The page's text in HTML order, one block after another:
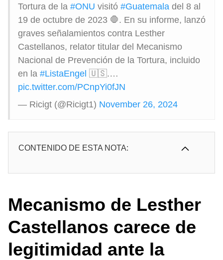
Tortura de la #ONU visitó #Guatemala del 8 al
19 de octubre de 2023 🛑. En su informe, lanzó
graves señalamientos contra Lesther
Castellanos, relator titular del Mecanismo
Nacional de Prevención de la Tortura, incluido
en la #ListaEngel 🇺🇸.…
pic.twitter.com/PCnpYi0fJN
— Ricigt (@Ricigt1) November 26, 2024
CONTENIDO DE ESTA NOTA:
Mecanismo de Lesther
Castellanos carece de
legitimidad ante la